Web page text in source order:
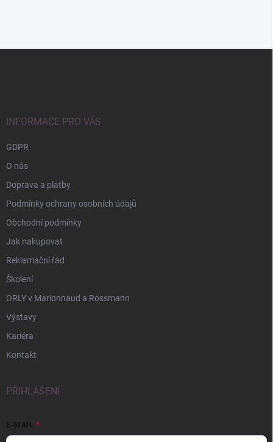
INFORMACE PRO VÁS
GDPR
O nás
Doprava a platby
Podmínky ochrany osobních údajů
Obchodní podmínky
Jak nakupovat
Reklamační řád
Školení
ORLY v Marionnaud a Rossmann
Výstavy
Kariéra
Kontakt
PŘIHLÁŠENÍ
E-MAIL